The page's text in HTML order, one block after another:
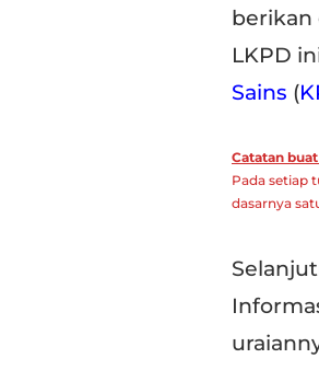
berikan
LKPD
Sains (
Catatan
Pada setiap
dasarnya